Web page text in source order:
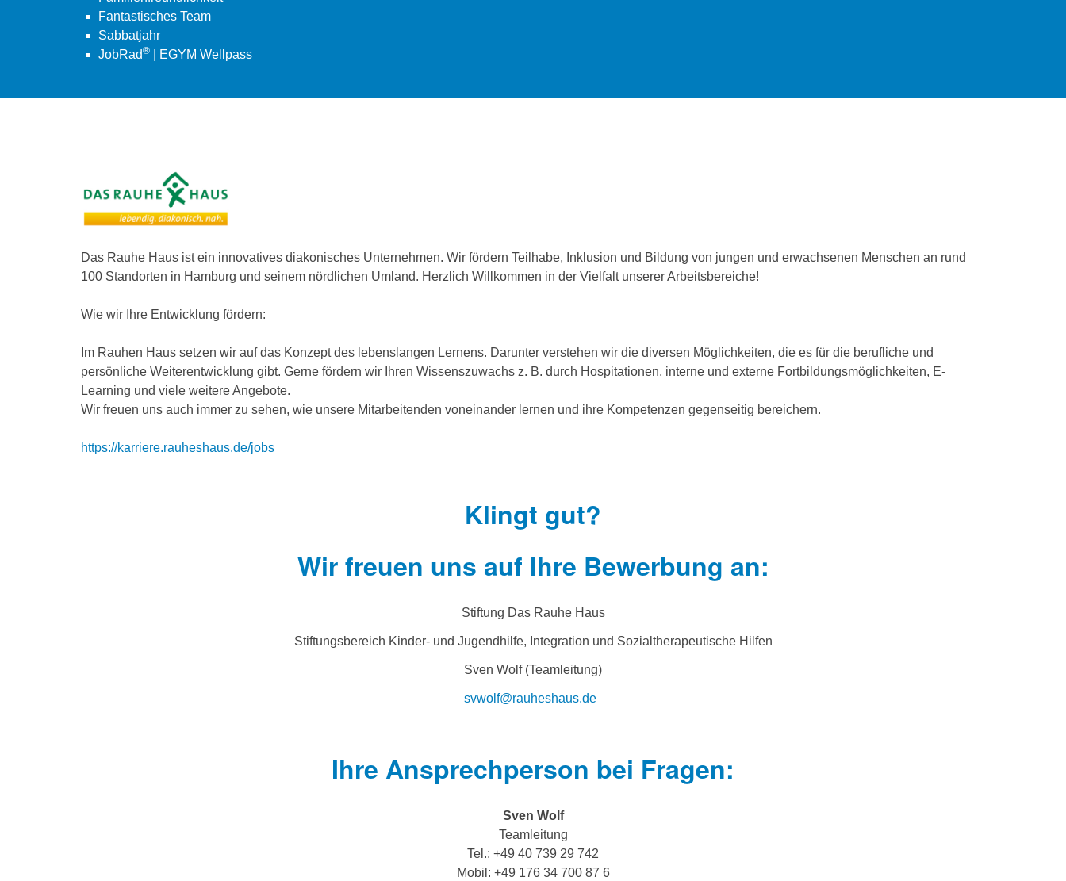
Fantastisches Team
Sabbatjahr
JobRad® | EGYM Wellpass
Das Rauhe Haus ist ein innovatives diakonisches Unternehmen. Wir fördern Teilhabe, Inklusion und Bildung von jungen und erwachsenen Menschen an rund
100 Standorten in Hamburg und seinem nördlichen Umland. Herzlich Willkommen in der Vielfalt unserer Arbeitsbereiche!
Wie wir Ihre Entwicklung fördern:
Im Rauhen Haus setzen wir auf das Konzept des lebenslangen Lernens. Darunter verstehen wir die diversen Möglichkeiten, die es für die berufliche und
persönliche Weiterentwicklung gibt. Gerne fördern wir Ihren Wissenszuwachs z. B. durch Hospitationen, interne und externe Fortbildungsmöglichkeiten, E-
Learning und viele weitere Angebote.
Wir freuen uns auch immer zu sehen, wie unsere Mitarbeitenden voneinander lernen und ihre Kompetenzen gegenseitig bereichern.
https://karriere.rauheshaus.de/jobs
Klingt gut?
Wir freuen uns auf Ihre Bewerbung an:
Stiftung Das Rauhe Haus
Stiftungsbereich Kinder- und Jugendhilfe, Integration und Sozialtherapeutische Hilfen
Sven Wolf (Teamleitung)
svwolf@rauheshaus.de
Ihre Ansprechperson bei Fragen:
Sven Wolf
Teamleitung
Tel.: +49 40 739 29 742
Mobil: +49 176 34 700 87 6